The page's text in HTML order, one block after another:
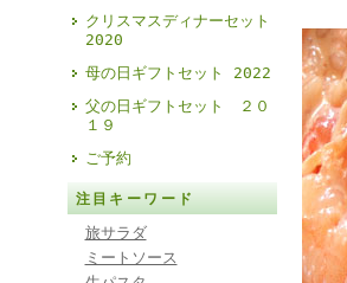
クリスマスディナーセット
2020
母の日ギフトセット 2022
父の日ギフトセット ２０
１９
ご予約
注目キーワード
旅サラダ
ミートソース